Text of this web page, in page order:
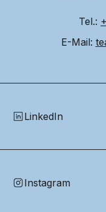
Tel.:
E-Mail:
LinkedIn
Instagram